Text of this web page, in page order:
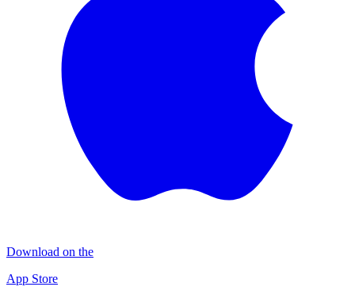
Download on the
App Store